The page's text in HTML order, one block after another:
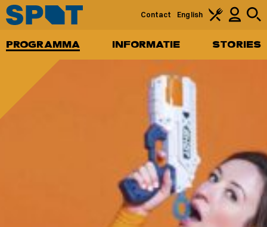
PROGRAMMA INFORMATIE STORIES
Contact English